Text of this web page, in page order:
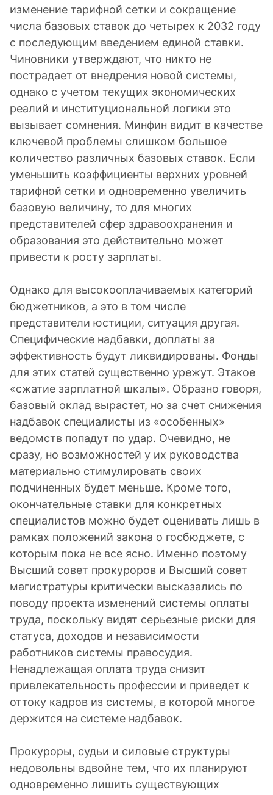
изменение тарифной сетки и сокращение
числа базовых ставок до четырех к 2032 году
с последующим введением единой ставки.
Чиновники утверждают, что никто не
пострадает от внедрения новой системы,
однако с учетом текущих экономических
реалий и институциональной логики это
вызывает сомнения. Минфин видит в качестве
ключевой проблемы слишком большое
количество различных базовых ставок. Если
уменьшить коэффициенты верхних уровней
тарифной сетки и одновременно увеличить
базовую величину, то для многих
представителей сфер здравоохранения и
образования это действительно может
привести к росту зарплаты.
Однако для высокооплачиваемых категорий
бюджетников, а это в том числе
представители юстиции, ситуация другая.
Специфические надбавки, доплаты за
эффективность будут ликвидированы. Фонды
для этих статей существенно урежут. Этакое
«сжатие зарплатной шкалы». Образно говоря,
базовый оклад вырастет, но за счет снижения
надбавок специалисты из «особенных»
ведомств попадут по удар. Очевидно, не
сразу, но возможностей у их руководства
материально стимулировать своих
подчиненных будет меньше. Кроме того,
окончательные ставки для конкретных
специалистов можно будет оценивать лишь в
рамках положений закона о госбюджете, с
которым пока не все ясно. Именно поэтому
Высший совет прокуроров и Высший совет
магистратуры критически высказались по
поводу проекта изменений системы оплаты
труда, поскольку видят серьезные риски для
статуса, доходов и независимости
работников системы правосудия.
Ненадлежащая оплата труда снизит
привлекательность профессии и приведет к
оттоку кадров из системы, в которой многое
держится на системе надбавок.
Прокуроры, судьи и силовые структуры
недовольны вдвойне тем, что их планируют
одновременно лишить существующих